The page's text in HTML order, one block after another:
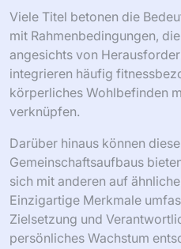
Viele Titel betonen die
mit Rahmenbedingungen,
angesichts von
integrieren häufig
körperliches Wohlbefinden
verknüpfen.
Darüber hinaus können
Gemeinschaftsaufbaus
sich mit anderen auf
Einzigartige Merkmale
Zielsetzung und
persönliches Wachstum